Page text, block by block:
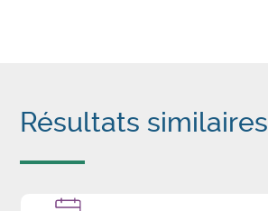
Résultats similaires